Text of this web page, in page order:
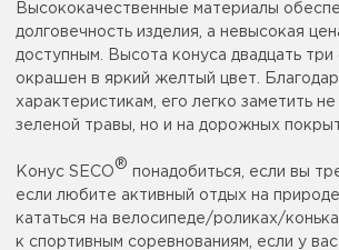
Высококачественные материалы
долговечность изделия, а невысокая
доступным. Высота конуса двадцать три
окрашен в яркий желтый цвет.
характеристикам, его легко заметить
зеленой травы, но и на дорожных
Конус SECO
®
понадобиться, если вы
если любите активный отдых на
кататься на велосипеде/роликах/
к спортивным соревнованиям, если у